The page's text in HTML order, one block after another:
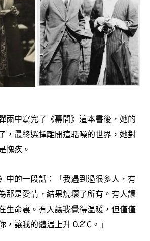
雨中寫完了《幕間》這本書後 ， 她的
， 最終選擇離開這聒噪的世界 ， 她對
愧疚。
中的一段話 ： 「我遇到過很多人 ， 有
那是愛情 ， 結果燒壞了所有。有人讓
生命裏。有人讓我覺得温暖 ， 但僅僅
， 讓我的體温上升0.2℃ 。」